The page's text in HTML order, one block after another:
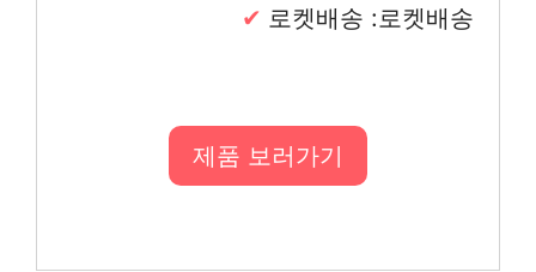
로켓배송 :로켓배송
제품 보러가기